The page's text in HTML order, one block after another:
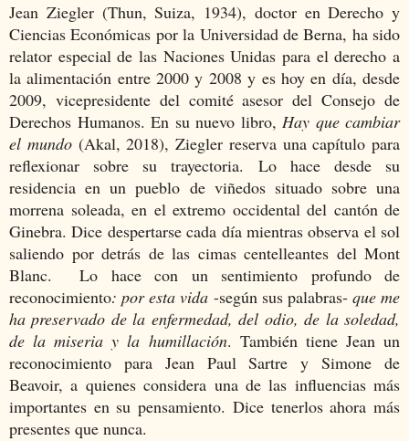
Jean Ziegler (Thun, Suiza, 1934), doctor en Derecho y
Ciencias Económicas por la Universidad de Berna, ha sido
relator especial de las Naciones Unidas para el derecho a
la alimentación entre 2000 y 2008 y es hoy en día, desde
2009, vicepresidente del comité asesor del Consejo de
Derechos Humanos. En su nuevo libro, Hay que cambiar
el mundo(Akal, 2018), Ziegler reserva una capítulo para
reflexionar sobre su trayectoria. Lo hace desde su
residencia en un pueblo de viñedos situado sobre una
morrena soleada, en el extremo occidental del cantón de
Ginebra. Dice despertarse cada día mientras observa el sol
saliendo por detrás de las cimas centelleantes del Mont
Blanc. Lo hace con un sentimiento profundo de
reconocimiento: por esta vida -según sus palabras- que me
ha preservado de la enfermedad, del odio, de la soledad,
de la miseria y la humillación. También tiene Jean un
reconocimiento para Jean Paul Sartre y Simone de
Beavoir, a quienes considera una de las influencias más
importantes en su pensamiento. Dice tenerlos ahora más
presentes que nunca.